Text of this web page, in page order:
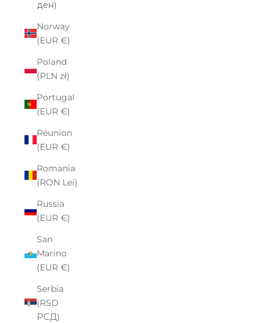
ден)
Norway
(EUR €)
Poland
(PLN zł)
Portugal
(EUR €)
Réunion
(EUR €)
Romania
(RON Lei)
Russia
(EUR €)
San
Marino
(EUR €)
Serbia
(RSD
РСД)